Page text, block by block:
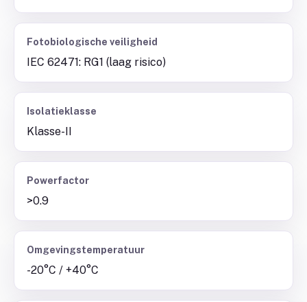
Fotobiologische veiligheid
IEC 62471: RG1 (laag risico)
Isolatieklasse
Klasse-II
Powerfactor
>0.9
Omgevingstemperatuur
-20°C / +40°C